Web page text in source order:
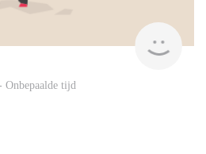
Onbepaalde tijd